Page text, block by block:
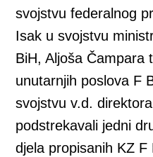
svojstvu federalnog
Isak u svojstvu
BiH, Aljoša Čampara
unutarnjih poslova F
svojstvu v.d.
podstrekavali jedni
djela propisanih KZ F